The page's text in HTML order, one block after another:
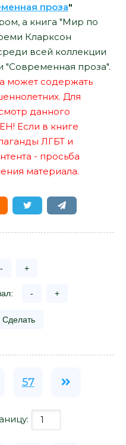
проза"
а книга "Мир по
Кларксон
всей коллекции
"Современная проза".
может содержать
Для
данного
Если в книге
ЛГБТ и
- просьба
материала.
- +
- +
Сделать
57